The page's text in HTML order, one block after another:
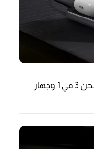
يوم أنكر 2026: إطلاق محطة شحن 3 في 1 وجهاز